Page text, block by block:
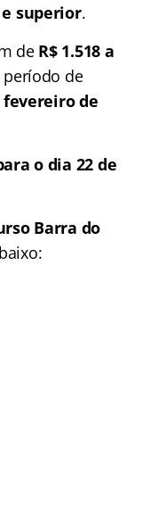
superior.
de R$ 1.518 a
de
fevereiro de
o dia 22 de
Barra do